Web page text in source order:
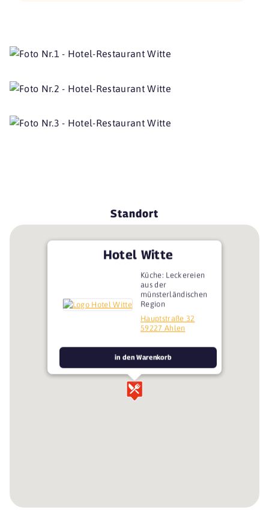
Standort
Hotel Witte
Küche: Leckereien
aus der
münsterländischen
Region
Hauptstraße 32
59227 Ahlen
in den Warenkorb